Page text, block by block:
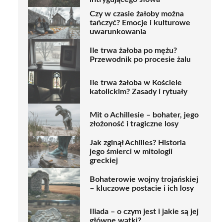
Czy w czasie żałoby można
tańczyć? Emocje i kulturowe
uwarunkowania
Ile trwa żałoba po mężu?
Przewodnik po procesie żalu
Ile trwa żałoba w Kościele
katolickim? Zasady i rytuały
Mit o Achillesie – bohater, jego
złożoność i tragiczne losy
Jak zginął Achilles? Historia
jego śmierci w mitologii
greckiej
Bohaterowie wojny trojańskiej
– kluczowe postacie i ich losy
Iliada – o czym jest i jakie są jej